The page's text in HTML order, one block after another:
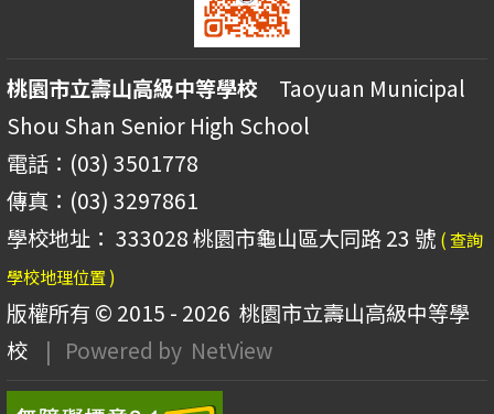
桃園市立壽山高級中等學校 Taoyuan Municipal
Shou Shan Senior High School
電話：(03) 3501778
傳真：(03) 3297861
學校地址： 333028 桃園市龜山區大同路 23 號 ( 查詢
學校地理位置 )
版權所有 © 2015 - 2026 桃園市立壽山高級中等學
校
| Powered by NetView